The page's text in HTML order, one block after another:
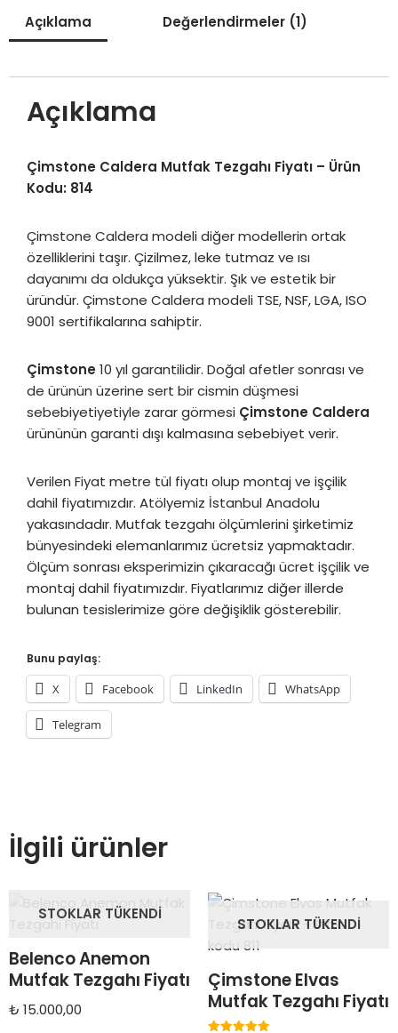
Açıklama Değerlendirmeler (1)
Açıklama
Çimstone Caldera Mutfak Tezgahı Fiyatı – Ürün
Kodu: 814
Çimstone Caldera modeli diğer modellerin ortak
özelliklerini taşır. Çizilmez, leke tutmaz ve ısı
dayanımı da oldukça yüksektir. Şık ve estetik bir
üründür. Çimstone Caldera modeli TSE, NSF, LGA, ISO
9001 sertifikalarına sahiptir.
Çimstone10 yıl garantilidir. Doğal afetler sonrası ve
de ürünün üzerine sert bir cismin düşmesi
sebebiyetiyetiyle zarar görmesi Çimstone Caldera
ürününün garanti dışı kalmasına sebebiyet verir.
Verilen Fiyat metre tül fiyatı olup montaj ve işçilik
dahil fiyatımızdır. Atölyemiz İstanbul Anadolu
yakasındadır. Mutfak tezgahı ölçümlerini şirketimiz
bünyesindeki elemanlarımız ücretsiz yapmaktadır.
Ölçüm sonrası eksperimizin çıkaracağı ücret işçilik ve
montaj dahil fiyatımızdır. Fiyatlarımız diğer illerde
bulunan tesislerimize göre değişiklik gösterebilir.
Bunu paylaş:
X Facebook LinkedIn WhatsApp
Telegram
İlgili ürünler
STOKLAR TÜKENDI
Belenco Anemon
Mutfak Tezgahı Fiyatı
₺ 15.000,00
STOKLAR TÜKENDI
Çimstone Elvas
Mutfak Tezgahı Fiyatı